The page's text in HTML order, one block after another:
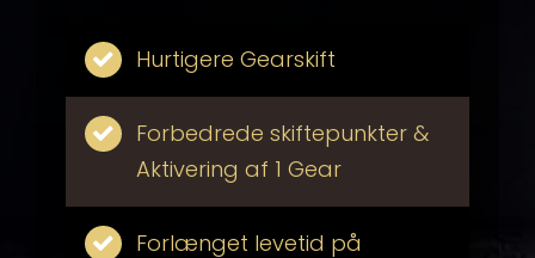
Hurtigere Gearskift
Forbedrede skiftepunkter &
Aktivering af 1 Gear
Forlænget levetid på